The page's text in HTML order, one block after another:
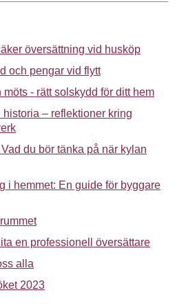
översättning vid husköp
och pengar vid flytt
- rätt solskydd för ditt hem
historia – reflektioner kring
du bör tänka på när kylan
i hemmet: En guide för byggare
en professionell översättare
alla
2023